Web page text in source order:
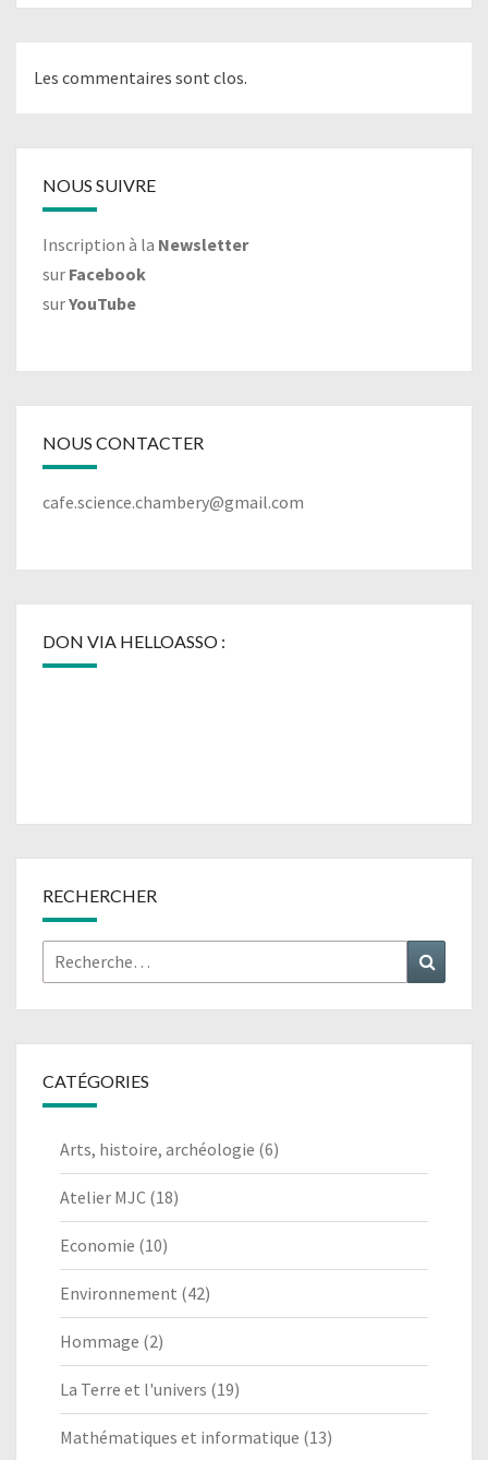
Les commentaires sont clos.
NOUS SUIVRE
Inscription à la Newsletter
sur Facebook
surYouTube
NOUS CONTACTER
cafe.science.chambery@gmail.com
DON VIA HELLOASSO :
RECHERCHER
Rechercher :
CATÉGORIES
Arts, histoire, archéologie (6)
Atelier MJC (18)
Economie (10)
Environnement (42)
Hommage (2)
La Terre et l'univers (19)
Mathématiques et informatique (13)